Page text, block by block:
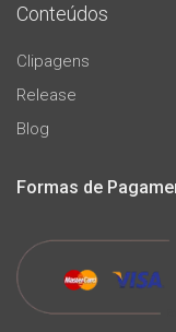
Conteúdos
Clipagens
Release
Blog
Formas de